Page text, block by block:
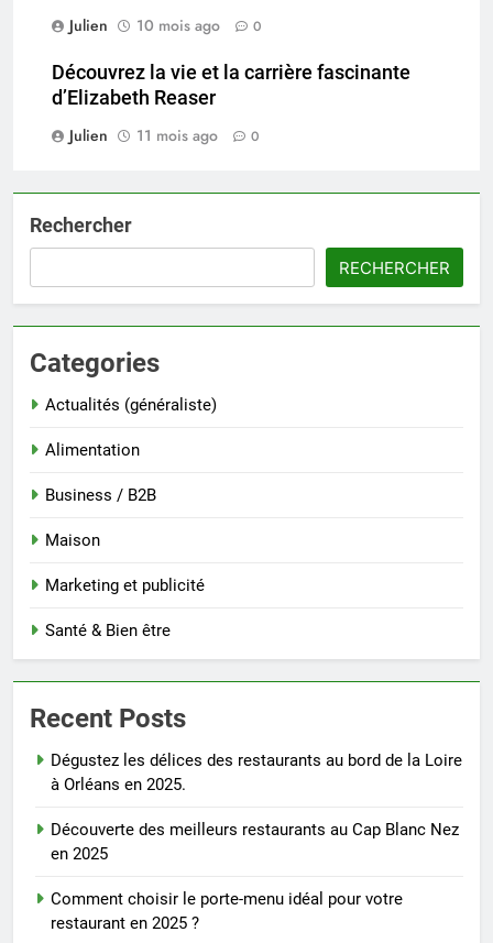
Julien
10 mois ago 0
Découvrez la vie et la carrière fascinante
d’Elizabeth Reaser
Julien
11 mois ago 0
Rechercher
RECHERCHER
Categories
Actualités (généraliste)
Alimentation
Business / B2B
Maison
Marketing et publicité
Santé & Bien être
Recent Posts
Dégustez les délices des restaurants au bord de la Loire
à Orléans en 2025.
Découverte des meilleurs restaurants au Cap Blanc Nez
en 2025
Comment choisir le porte-menu idéal pour votre
restaurant en 2025 ?